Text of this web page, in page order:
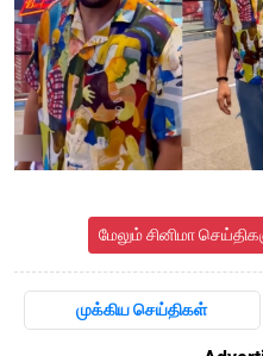
மேலும் சினிமா
முக்கிய செய்திகள்